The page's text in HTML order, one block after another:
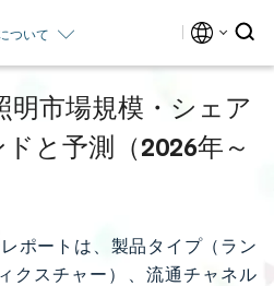
ついて
明市場規模・シェア
と予測（2026年～
ポートは、製品タイプ（ラン
クスチャー）、流通チャネル